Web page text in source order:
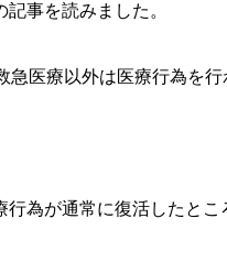
事を読みました。
医療以外は医療行為を
為が通常に復活したと